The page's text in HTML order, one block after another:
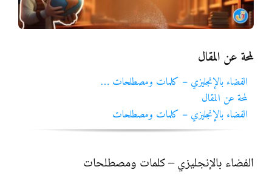
أنواع الموارد
الألعاب التفاعلية
لمحة عن المقال
الفضاء بالإنجليزي – كلمات ومصطلحات …
لمحة عن المقال
الفضاء بالإنجليزي – كلمات ومصطلحات
الفضاء بالإنجليزي – كلمات ومصطلحات